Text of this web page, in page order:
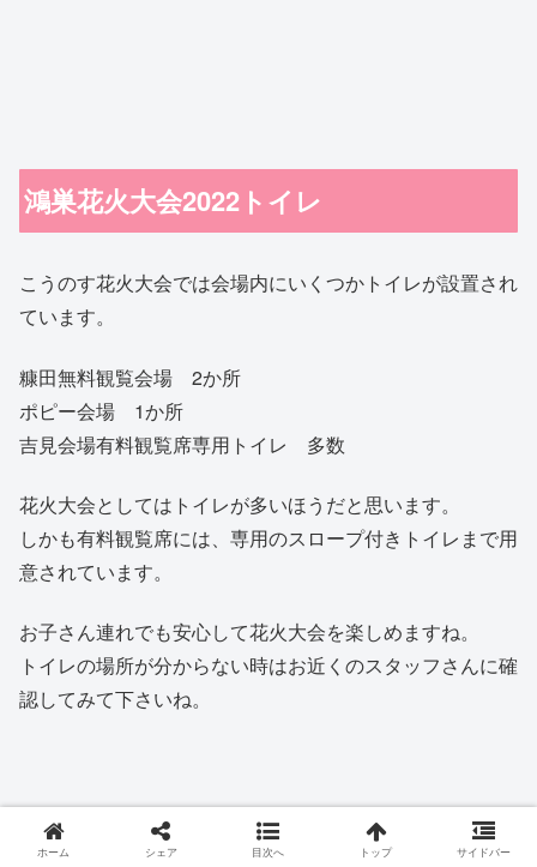
鴻巣花火大会2022トイレ
こうのす花火大会では会場内にいくつかトイレが設置され
ています。
糠田無料観覧会場 2か所
ポピー会場 1か所
吉見会場有料観覧席専用トイレ 多数
花火大会としてはトイレが多いほうだと思います。
しかも有料観覧席には、専用のスロープ付きトイレまで用
意されています。
お子さん連れでも安心して花火大会を楽しめますね。
トイレの場所が分からない時はお近くのスタッフさんに確
認してみて下さいね。
ホーム シェア 目次へ トップ サイドバー